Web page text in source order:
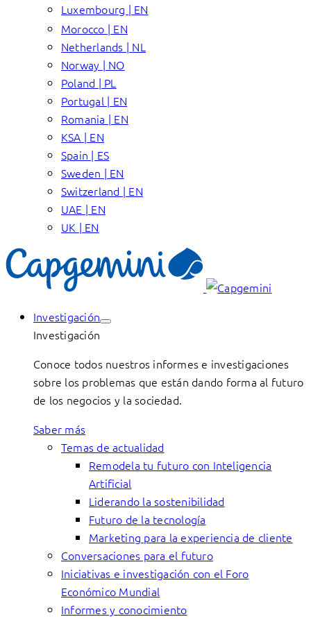
Luxembourg | EN
Morocco | EN
Netherlands | NL
Norway | NO
Poland | PL
Portugal | EN
Romania | EN
KSA | EN
Spain | ES
Sweden | EN
Switzerland | EN
UAE | EN
UK | EN
Investigación
Investigación
Conoce todos nuestros informes e investigaciones
sobre los problemas que están dando forma al futuro
de los negocios y la sociedad.
Saber más
Temas de actualidad
Remodela tu futuro con Inteligencia
Artificial
Liderando la sostenibilidad
Futuro de la tecnología
Marketing para la experiencia de cliente
Conversaciones para el futuro
Iniciativas e investigación con el Foro
Económico Mundial
Informes y conocimiento